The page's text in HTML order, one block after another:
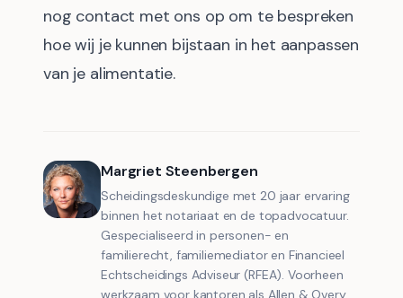
nog contact met ons op om te bespreken
hoe wij je kunnen bijstaan in het aanpassen
van je alimentatie.
Margriet Steenbergen
Scheidingsdeskundige met 20 jaar ervaring
binnen het notariaat en de topadvocatuur.
Gespecialiseerd in personen- en
familierecht, familiemediator en Financieel
Echtscheidings Adviseur (RFEA). Voorheen
werkzaam voor kantoren als Allen & Overy,